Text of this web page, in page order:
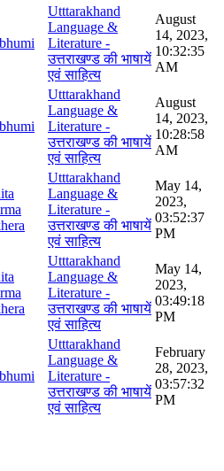
Utttarakhand
Language &
Literature -
उत्तराखण्ड की भाषायें
एवं साहित्य
August
14, 2023,
10:32:35
AM
Utttarakhand
Language &
Literature -
उत्तराखण्ड की भाषायें
एवं साहित्य
August
14, 2023,
10:28:58
AM
Utttarakhand
Language &
Literature -
उत्तराखण्ड की भाषायें
एवं साहित्य
May 14,
2023,
03:52:37
PM
Utttarakhand
Language &
Literature -
उत्तराखण्ड की भाषायें
एवं साहित्य
May 14,
2023,
03:49:18
PM
Utttarakhand
Language &
Literature -
उत्तराखण्ड की भाषायें
एवं साहित्य
February
28, 2023,
03:57:32
PM